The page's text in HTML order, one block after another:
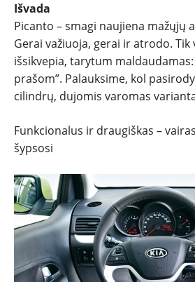
Išvada
Picanto – smagi naujiena mažųjų
Gerai važiuoja, gerai ir atrodo.
išsikvepia, tarytum maldaudamas:
prašom”. Palauksime, kol
cilindrų, dujomis varomas
Funkcionalus ir draugiškas –
šypsosi